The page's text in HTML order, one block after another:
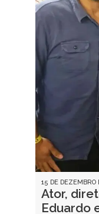
15 DE DEZEMBRO
Ator,
Eduardo